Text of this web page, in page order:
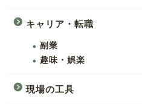
キャリア・転職
副業
趣味・娯楽
現場の工具